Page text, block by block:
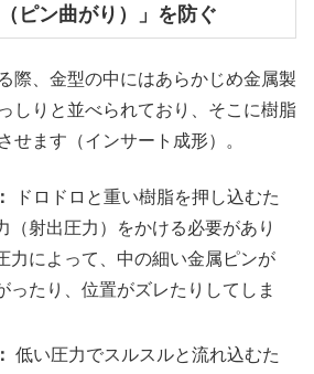
ピン曲がり）」を防ぐ
際、金型の中にはあらかじめ金属製
しりと並べられており、そこに樹脂
せます（インサート成形）。
ドロドロと重い樹脂を押し込むた
（射出圧力）をかける必要があり
力によって、中の細い金属ピンが
ったり、位置がズレたりしてしま
低い圧力でスルスルと流れ込むた